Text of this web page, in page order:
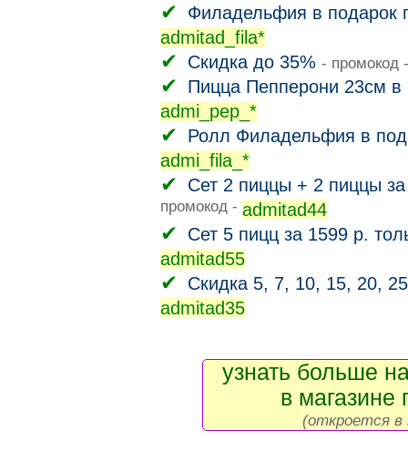
Филадельфия в подарок
admitad_fila*
Скидка до 35% - промокод
Пицца Пепперони 23см в
admi_pep_*
Ролл Филадельфия в
admi_fila_*
Сет 2 пиццы + 2 пиццы
промокод - admitad44
Сет 5 пицц за 1599 р.
admitad55
Скидка 5, 7, 10, 15, 20,
admitad35
узнать больше
в магазине
(откроется в